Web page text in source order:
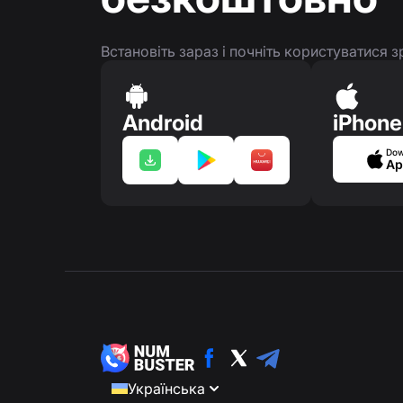
Встановіть зараз і почніть
Android iPhone
Українська